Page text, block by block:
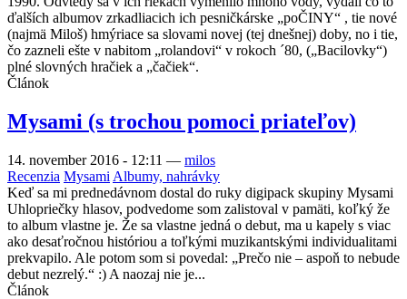
ďalších albumov zrkadliacich ich pesničkárske „poČINY“ , tie nové
(najmä Miloš) hmýriace sa slovami novej (tej dnešnej) doby, no i tie,
čo zazneli ešte v nabitom „rolandovi“ v rokoch ´80, („Bacilovky“)
plné slovných hračiek a „čačiek“.
Článok
Mysami (s trochou pomoci priateľov)
14. november 2016 - 12:11 — milos
Recenzia Mysami Albumy, nahrávky
Keď sa mi prednedávnom dostal do ruky digipack skupiny Mysami
Uhlopriečky hlasov, podvedome som zalistoval v pamäti, koľký že
to album vlastne je. Že sa vlastne jedná o debut, ma u kapely s viac
ako desaťročnou históriou a toľkými muzikantskými individualitami
prekvapilo. Ale potom som si povedal: „Prečo nie – aspoň to nebude
debut nezrelý.“ :) A naozaj nie je...
Článok